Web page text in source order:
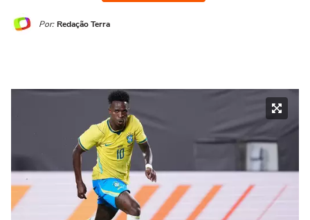
Por: Redação Terra